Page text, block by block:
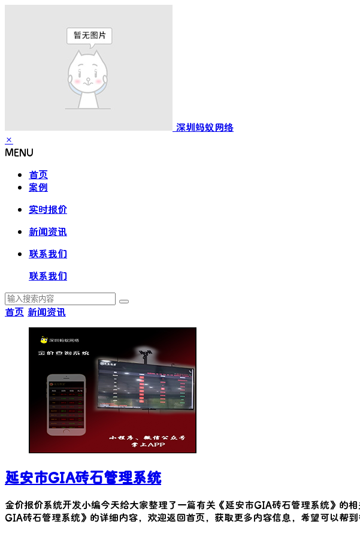
深圳蚂蚁网络
×
MENU
首页
案例
实时报价
新闻资讯
联系我们
联系我们
首页 新闻资讯
延安市GIA砖石管理系统
金价报价系统开发小编今天给大家整理了一篇有关《延安市GIA砖石管理系统》的
GIA砖石管理系统》的详细内容，欢迎返回首页，获取更多内容信息，希望可以帮